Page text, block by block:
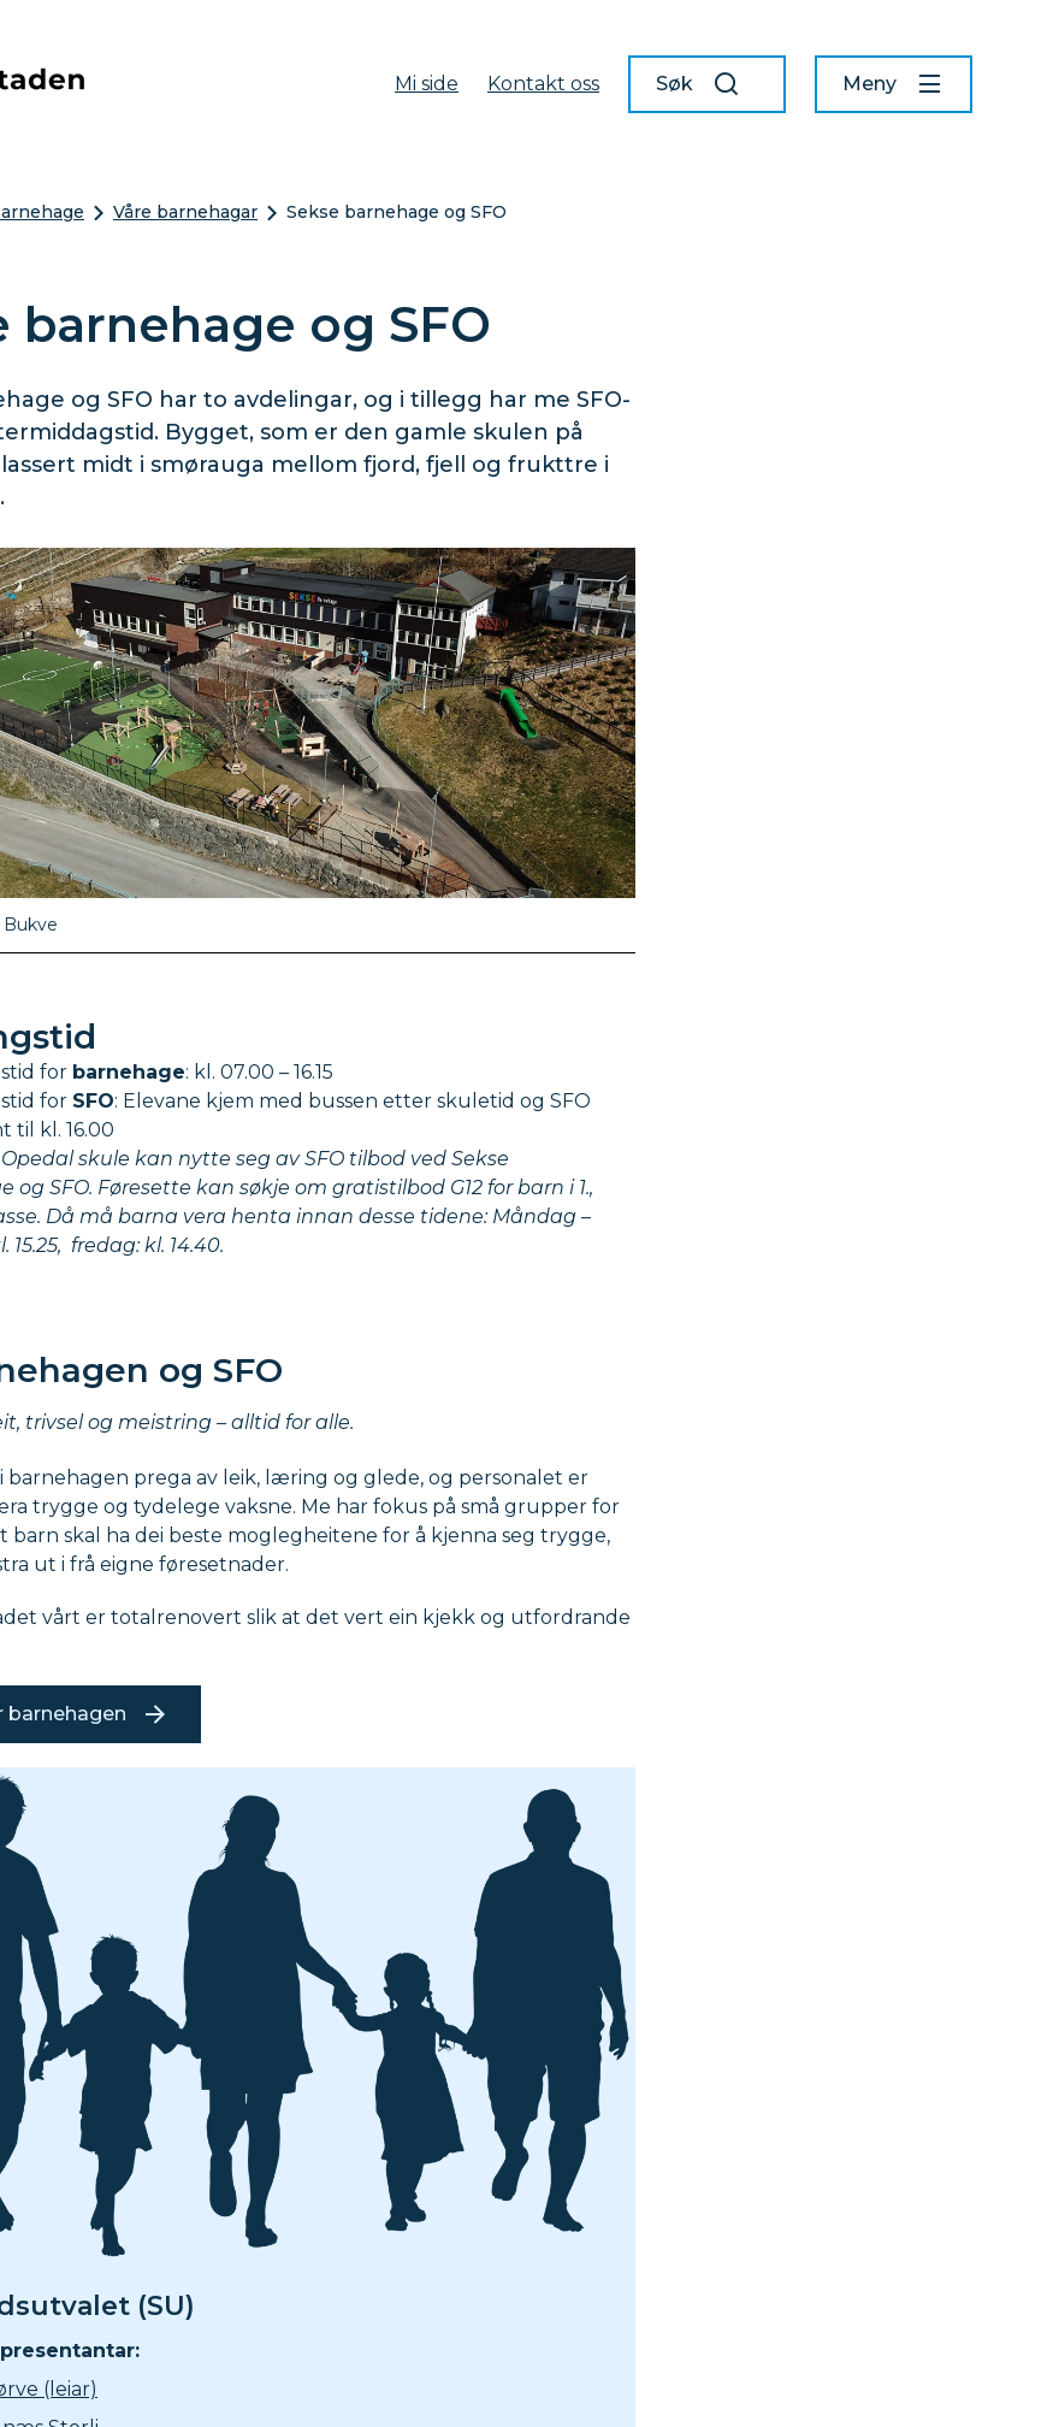
Mi side Kontakt oss Søk Meny
Våre barnehagar Sekse barnehage og SFO
barnehage og SFO
og SFO har to avdelingar, og i tillegg har me SFO-
Bygget, som er den gamle skulen på
midt i smørauga mellom fjord, fjell og frukttre i
Bukve
for barnehage: kl. 07.00 – 16.15
for SFO: Elevane kjem med bussen etter skuletid og SFO
til kl. 16.00
skule kan nytte seg av SFO tilbod ved Sekse
og SFO. Føresette kan søkje om gratistilbod G12 for barn i 1.,
Då må barna vera henta innan desse tidene: Måndag –
15.25, fredag: kl. 14.40.
og SFO
trivsel og meistring – alltid for alle.
barnehagen prega av leik, læring og glede, og personalet er
trygge og tydelege vaksne. Me har fokus på små grupper for
barn skal ha dei beste moglegheitene for å kjenna seg trygge,
ut i frå eigne føresetnader.
vårt er totalrenovert slik at det vert ein kjekk og utfordrande
barnehagen
(SU)
(leiar)